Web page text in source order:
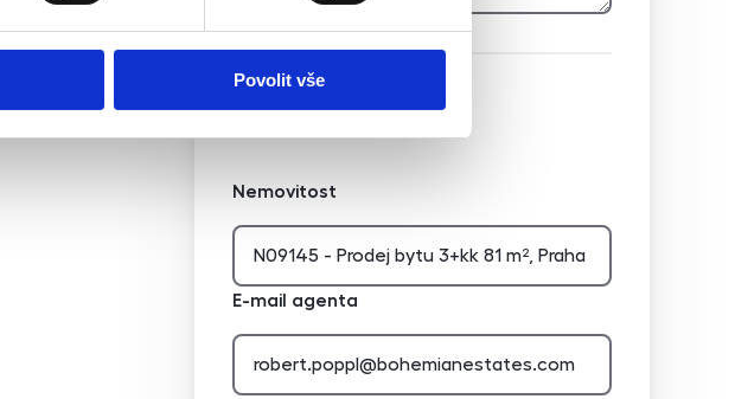
Povolit vše
Hidden
Nemovitost
E-mail agenta